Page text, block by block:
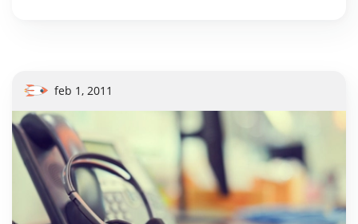
feb 1, 2011